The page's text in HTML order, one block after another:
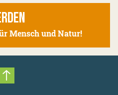
Mensch und Natur!
Nach oben scrollen